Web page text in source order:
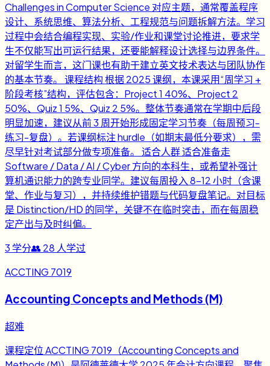
Challenges in Computer Science 对应主题，通常覆盖程序
设计、系统思维、算法分析、工程规范与问题拆解方法。学习
过程中会结合编程实现、实验/作业和课堂讨论推进，要求学
生不仅能写出可运行结果，还要能解释设计选择与边界条件。
对留学生而言，这门课也有助于建立英文技术表达与团队协作
的基本节奏。 课程结构 根据 2025 课纲，本课采用“周学习 +
阶段考核”结构，评估包含：Project 1 40%、Project 2
50%、Quiz 1 5%、Quiz 2 5%。整体节奏通常在学期中后段
明显加速，建议从前 3 周开始形成固定学习节奏（每周预习-
练习-复盘）。若课纲标注 hurdle（如期末最低分要求），需
尽早针对考试部分做专项准备。 适合人群 适合准备走
Software / Data / AI / Cyber 方向的本科生，或希望补强计
算机通识能力的跨专业同学。建议每周投入 8-12 小时（含课
堂、作业与复习），并持续维护错题与代码复盘笔记。对目标
是 Distinction/HD 的同学，关键不在临时突击，而在每周稳
定产出与及时纠偏。
3 学分👥 28 人学过
ACCTING 7019
Accounting Concepts and Methods (M)
超难
课程定位 ACCTING 7019（Accounting Concepts and